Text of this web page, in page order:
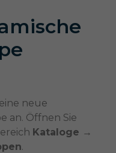
neue
an. Öffnen Sie
Kataloge →
.